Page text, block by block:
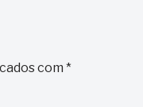
com *